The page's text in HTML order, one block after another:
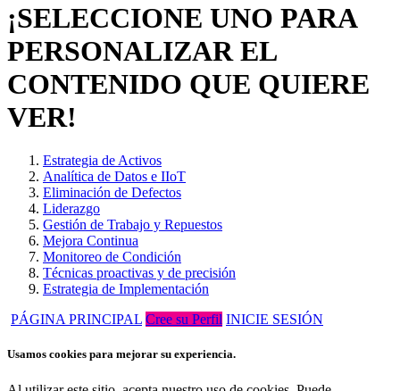
¡SELECCIONE UNO PARA
PERSONALIZAR EL
CONTENIDO QUE QUIERE
VER!
Estrategia de Activos
Analítica de Datos e IIoT
Eliminación de Defectos
Liderazgo
Gestión de Trabajo y Repuestos
Mejora Continua
Monitoreo de Condición
Técnicas proactivas y de precisión
Estrategia de Implementación
PÁGINA PRINCIPAL Cree su Perfil INICIE SESIÓN
Usamos cookies para mejorar su experiencia.